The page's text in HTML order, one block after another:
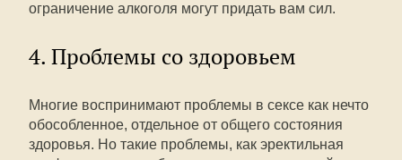
ограничение алкоголя могут придать вам сил.
4. Проблемы со здоровьем
Многие воспринимают проблемы в сексе как нечто
обособленное, отдельное от общего состояния
здоровья. Но такие проблемы, как эректильная